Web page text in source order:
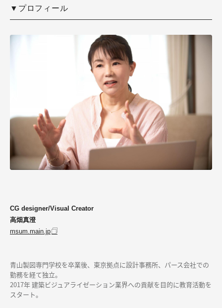
▼プロフィール
CG designer/Visual Creator
高畑真澄
msum.main.jp
青山製図専門学校を卒業後、東京拠点に設計事務所、パース会社での
勤務を経て独立。
2017年 建築ビジュアライゼーション業界への貢献を目的に教育活動を
スタート。